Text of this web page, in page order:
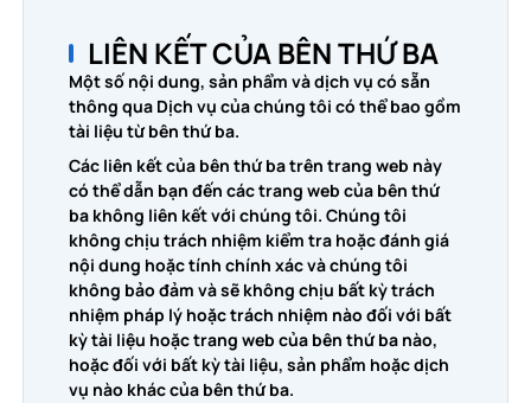
LIÊN KẾT CỦA BÊN THỨ BA
Một số nội dung, sản phẩm và dịch vụ có sẵn
thông qua Dịch vụ của chúng tôi có thể bao gồm
tài liệu từ bên thứ ba.
Các liên kết của bên thứ ba trên trang web này
có thể dẫn bạn đến các trang web của bên thứ
ba không liên kết với chúng tôi. Chúng tôi
không chịu trách nhiệm kiểm tra hoặc đánh giá
nội dung hoặc tính chính xác và chúng tôi
không bảo đảm và sẽ không chịu bất kỳ trách
nhiệm pháp lý hoặc trách nhiệm nào đối với bất
kỳ tài liệu hoặc trang web của bên thứ ba nào,
hoặc đối với bất kỳ tài liệu, sản phẩm hoặc dịch
vụ nào khác của bên thứ ba.